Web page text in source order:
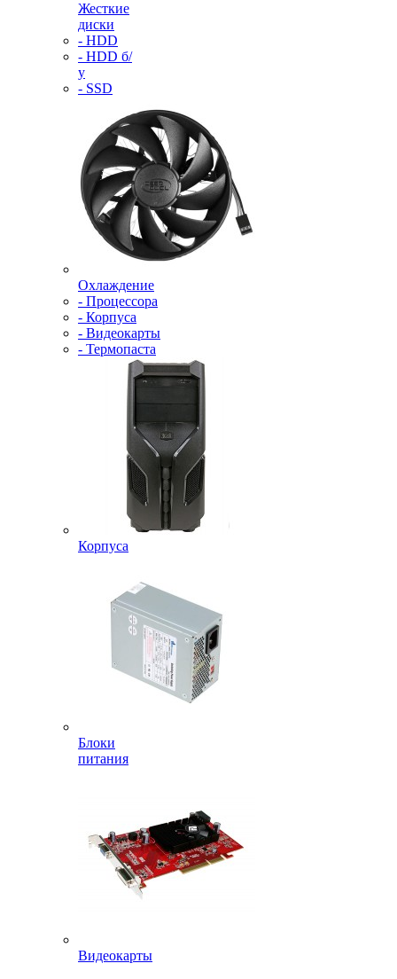
Жесткие
диски
- HDD
- HDD б/
у
- SSD
Охлаждение
- Процессора
- Корпуса
- Видеокарты
- Термопаста
Корпуса
Блоки
питания
Видеокарты